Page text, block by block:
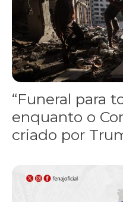
“Funeral para
enquanto o
criado por
Assinada nova CCT de